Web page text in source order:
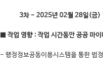
3차 - 2025년 02월 28일(금)
■ 작업 영향 : 작업 시간동안 공공 마
- 행정정보공동이용시스템을 통한 법